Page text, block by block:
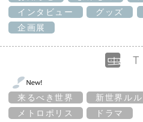
インタビュー
グッズ
企画展
来るべき世界 新世界ルル
メトロポリス
ドラマ